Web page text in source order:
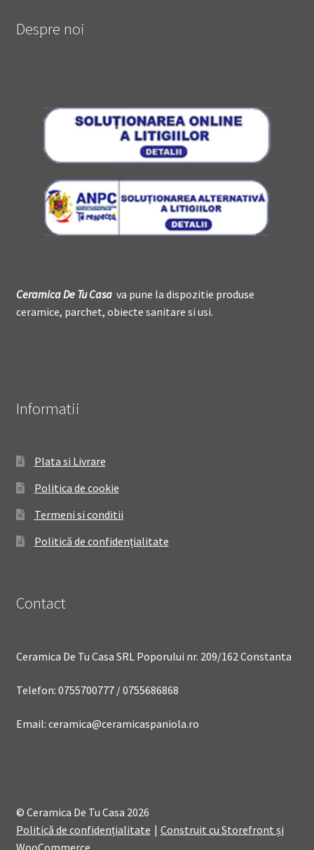
Despre noi
Ceramica DeTu Casava pune la dispozitie produse
ceramice, parchet, obiecte sanitare si usi.
Informatii
Plata si Livrare
Politica de cookie
Termeni si conditii
Politică de confidențialitate
Contact
Ceramica De Tu Casa SRL Poporului nr. 209/162 Constanta
Telefon: 0755700777 / 0755686868
Email: ceramica@ceramicaspaniola.ro
© Ceramica De Tu Casa 2026
Politică de confidențialitate
Construit cu Storefront și
WooCommerce